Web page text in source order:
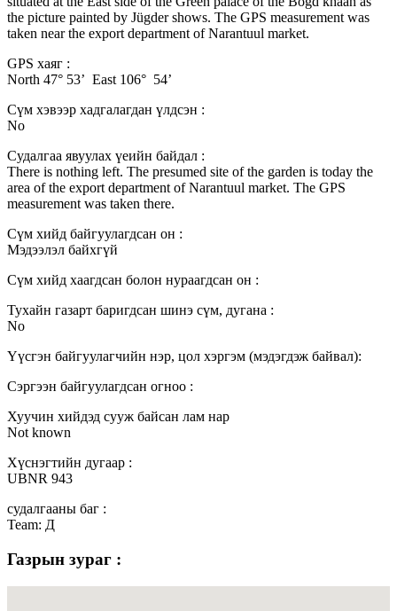
the picture painted by Jügder shows. The GPS measurement was
taken near the export department of Narantuul market.
GPS хаяг :
North 47° 53’ East 106° 54’
Сүм хэвээр хадгалагдан үлдсэн :
No
Судалгаа явуулах үеийн байдал :
There is nothing left. The presumed site of the garden is today the
area of the export department of Narantuul market. The GPS
measurement was taken there.
Сүм хийд байгуулагдсан он :
Мэдээлэл байхгүй
Сүм хийд хаагдсан болон нураагдсан он :
Тухайн газарт баригдсан шинэ сүм, дугана :
No
Үүсгэн байгуулагчийн нэр, цол хэргэм (мэдэгдэж байвал):
Сэргээн байгуулагдсан огноо :
Хуучин хийдэд сууж байсан лам нар
Not known
Хүснэгтийн дугаар :
UBNR 943
судалгааны баг :
Team: Д
Газрын зураг :